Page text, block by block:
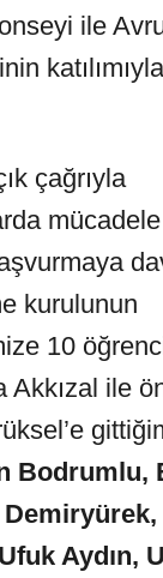
ile
çağrıyla
kurulunun
10
Akkızal ile
Bodrumlu,
Aydın,